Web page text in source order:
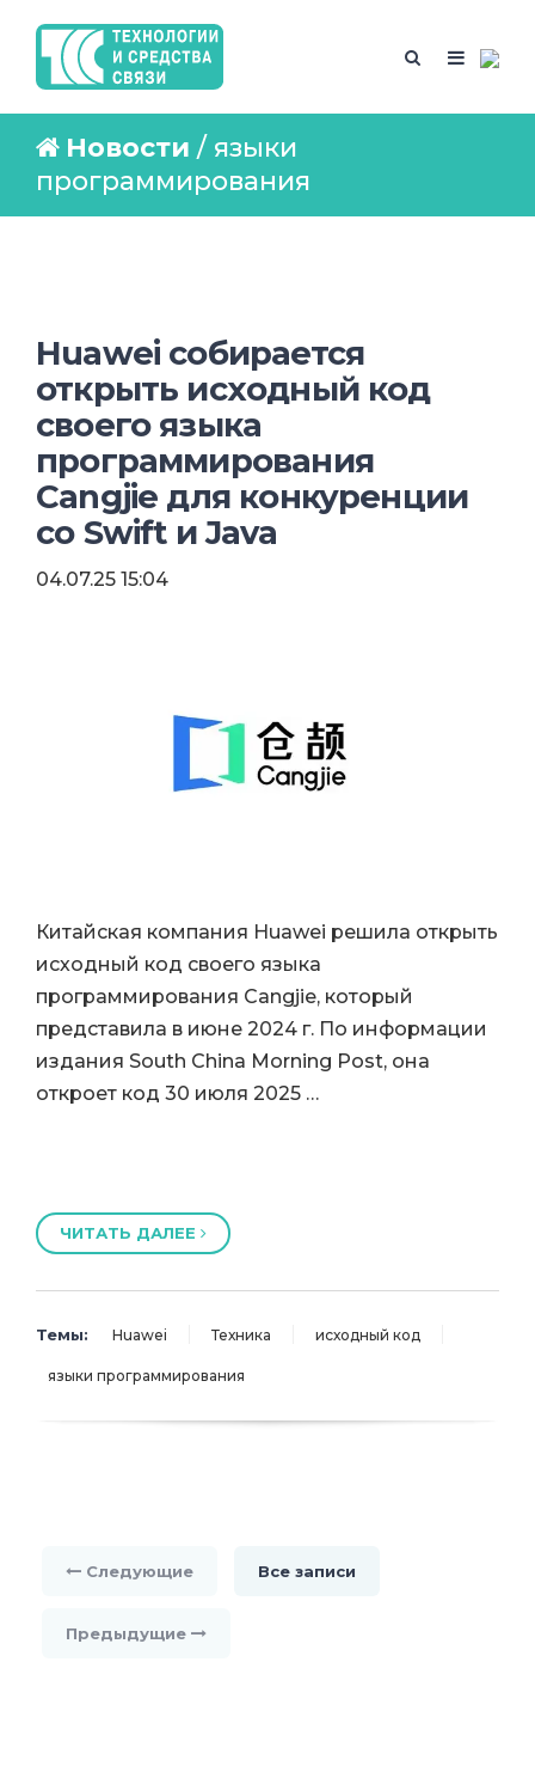
Новости / языки
программирования
Huawei собирается
открыть исходный код
своего языка
программирования
Cangjie для конкуренции
со Swift и Java
04.07.25 15:04
Китайская компания Huawei решила открыть
исходный код своего языка
программирования Cangjie, который
представила в июне 2024 г. По информации
издания South China Morning Post, она
откроет код 30 июля 2025 …
ЧИТАТЬ ДАЛЕЕ
Темы: Huawei Техника исходный код
языки программирования
Следующие Все записи
Предыдущие